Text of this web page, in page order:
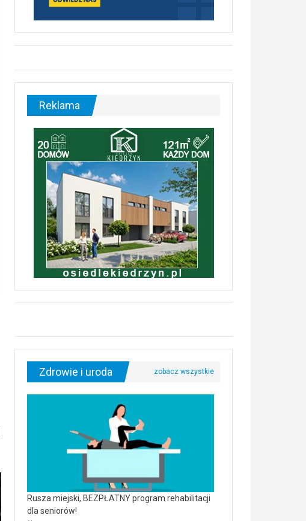
Reklama
Zdrowie i uroda
Rusza miejski, BEZPŁATNY program rehabilitacji
dla seniorów!